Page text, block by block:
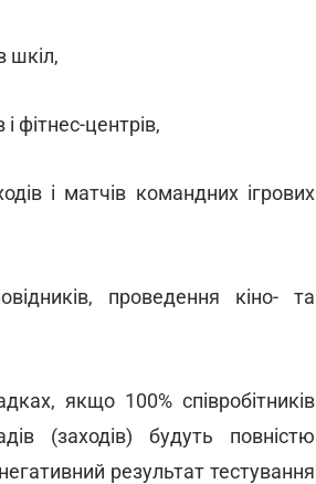
шкіл,
фітнес-центрів,
і матчів командних ігрових
проведення кіно- та
якщо 100% співробітників
(заходів) будуть повністю
результат тестування